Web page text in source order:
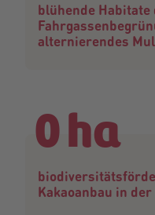
blühende
alternierendes
0 ha
Kakaoanbau in